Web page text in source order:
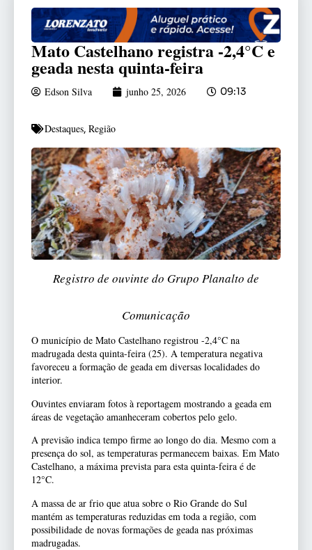
Mato Castelhano registra -2,4°C e
geada nesta quinta-feira
Edson Silva junho 25, 2026 09:13
Destaques, Região
Registro de ouvinte do Grupo Planalto de
Comunicação
O município de Mato Castelhano registrou -2,4°C na
madrugada desta quinta-feira (25). A temperatura negativa
favoreceu a formação de geada em diversas localidades do
interior.
Ouvintes enviaram fotos à reportagem mostrando a geada em
áreas de vegetação amanheceram cobertos pelo gelo.
A previsão indica tempo firme ao longo do dia. Mesmo com a
presença do sol, as temperaturas permanecem baixas. Em Mato
Castelhano, a máxima prevista para esta quinta-feira é de
12°C.
A massa de ar frio que atua sobre o Rio Grande do Sul
mantém as temperaturas reduzidas em toda a região, com
possibilidade de novas formações de geada nas próximas
madrugadas.